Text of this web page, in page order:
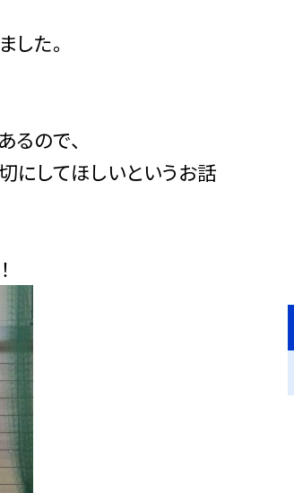
た。
るので、
にしてほしいというお話